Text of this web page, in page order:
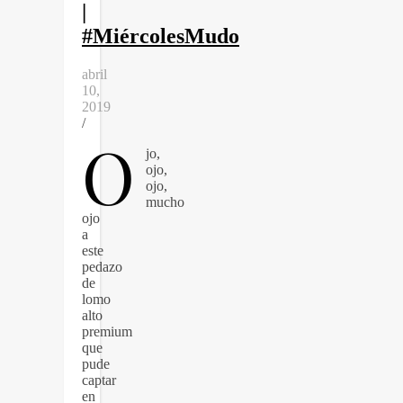
|
#MiércolesMudo
abril
10,
2019
/
O
jo,
ojo,
ojo,
mucho
ojo
a
este
pedazo
de
lomo
alto
premium
que
pude
captar
en